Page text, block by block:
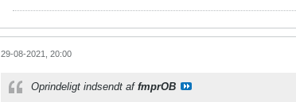
29-08-2021, 20:00
Oprindeligt indsendt af fmprOB